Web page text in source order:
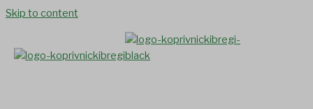
Skip to content